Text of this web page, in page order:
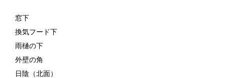
窓下
換気フード下
雨樋の下
外壁の角
日陰（北面）